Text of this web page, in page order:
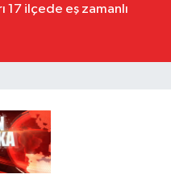
17 ilçede eş zamanlı